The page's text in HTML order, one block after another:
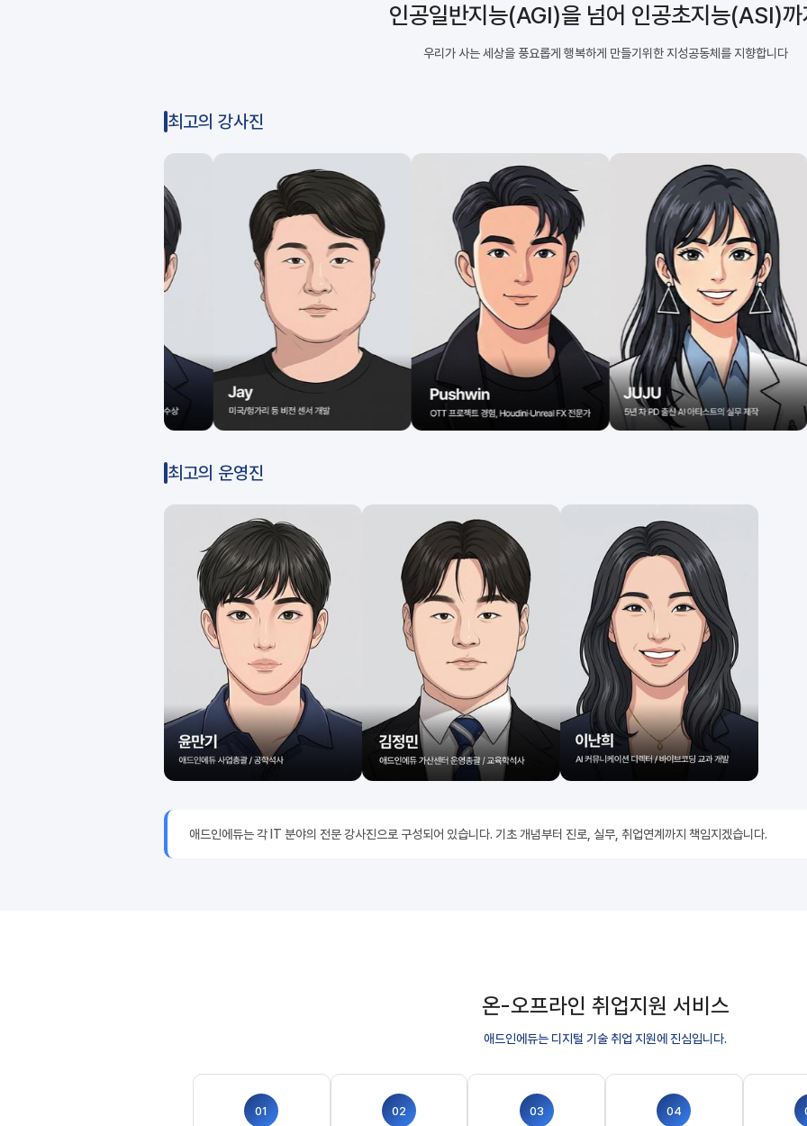
인공일반지능(AGI)을 넘어 인공초지능(ASI)까
우리가 사는 세상을 풍요롭게 행복하게 만들기위한지성공동체를 지향합니다
최고의 강사진
최고의 운영진
애드인에듀는 각 IT 분야의 전문 강사진으로 구성되어 있습니다. 기초 개념부터 진로, 실무, 취업연계까지 책임지겠습니다.
온-오프라인 취업지원 서비스
애드인에듀는 디지털 기술 취업 지원에 진심입니다.
01 02 03 04